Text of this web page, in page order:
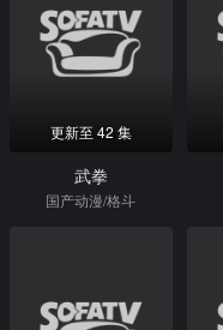
更新至 42 集
武拳
国产动漫/格斗